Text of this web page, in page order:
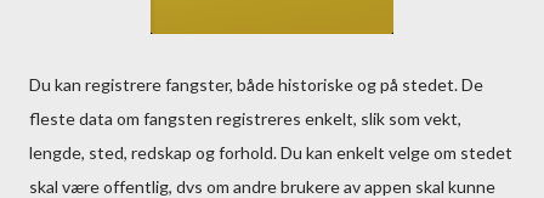
Du kan registrere fangster, både historiske og på stedet. De
fleste data om fangsten registreres enkelt, slik som vekt,
lengde, sted, redskap og forhold. Du kan enkelt velge om stedet
skal være offentlig, dvs om andre brukere av appen skal kunne